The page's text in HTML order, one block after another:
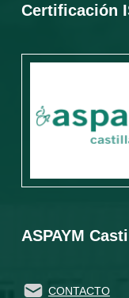
Certificación
ASPAYM
CONTACTO